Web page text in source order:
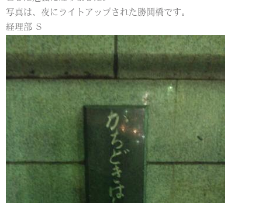
写真は、夜にライトアップされた勝鬨橋です。
経理部 Ｓ